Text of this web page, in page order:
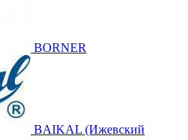
BORNER
BAIKAL (Ижевский